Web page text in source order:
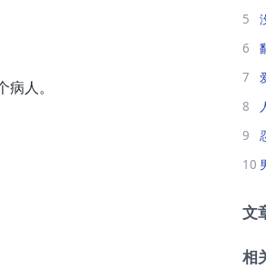
人。
5
6
7
8
9
10
文
相